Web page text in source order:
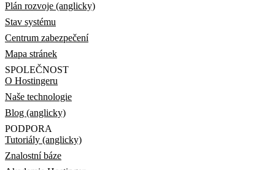
Plán rozvoje (anglicky)
Stav systému
Centrum zabezpečení
Mapa stránek
SPOLEČNOST
O Hostingeru
Naše technologie
Blog (anglicky)
PODPORA
Tutoriály (anglicky)
Znalostní báze